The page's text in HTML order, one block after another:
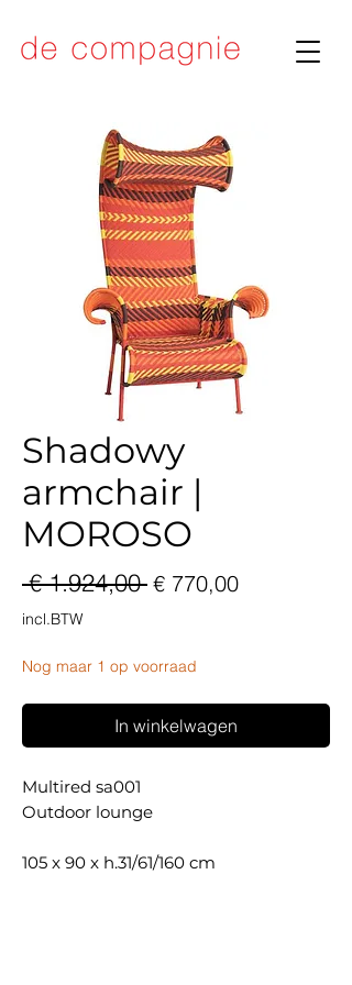
Shadowy
armchair |
MOROSO
€ 1.924,00 Normale
€ 770,00
incl.BTW
Nog maar 1 op voorraad
In winkelwagen
Multired sa001
Outdoor lounge
105 x 90 x h.31/61/160 cm